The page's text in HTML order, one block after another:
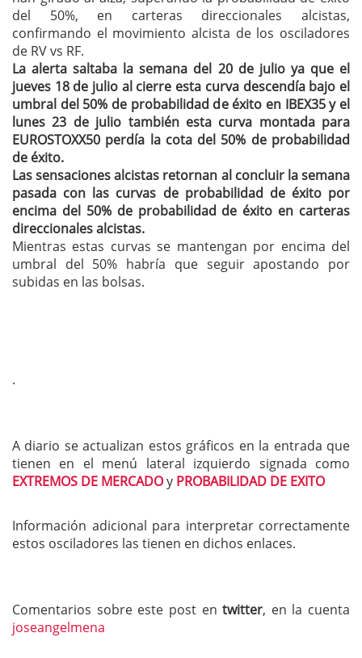
del 50%, en carteras direccionales alcistas,
confirmando el movimiento alcista de los osciladores
de RV vs RF.
La alerta saltaba la semana del 20 de julio ya que el
jueves 18 de julio al cierre esta curva descendía bajo el
umbral del 50% de probabilidad de éxito en IBEX35 y el
lunes 23 de julio también esta curva montada para
EUROSTOXX50 perdía la cota del 50% de probabilidad
de éxito.
Las sensaciones alcistas retornan al concluir la semana
pasada con las curvas de probabilidad de éxito por
encima del 50% de probabilidad de éxito en carteras
direccionales alcistas.
Mientras estas curvas se mantengan por encima del
umbral del 50% habría que seguir apostando por
subidas en las bolsas.
.
A diario se actualizan estos gráficos en la entrada que
tienen en el menú lateral izquierdo signada como
EXTREMOS DE MERCADOy PROBABILIDAD DE EXITO
Información adicional para interpretar correctamente
estos osciladores las tienen en dichos enlaces.
Comentarios sobre este post entwitter, en la cuenta
joseangelmena